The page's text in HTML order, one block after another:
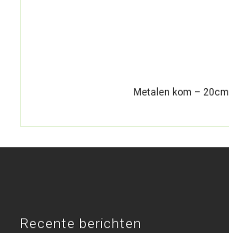
Metalen kom – 20cm
Recente berichten